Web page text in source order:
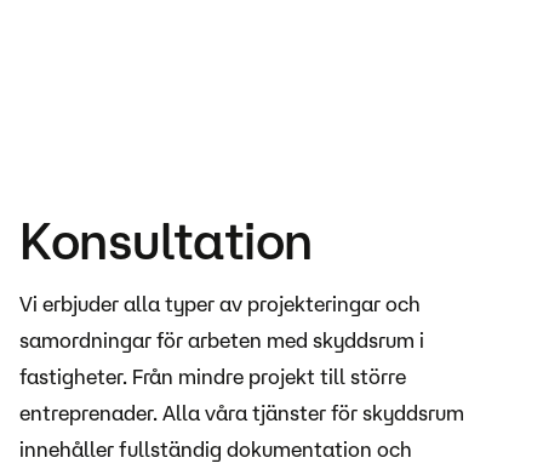
Konsultation
Vi erbjuder alla typer av projekteringar och
samordningar för arbeten med skyddsrum i
fastigheter. Från mindre projekt till större
entreprenader. Alla våra tjänster för skyddsrum
innehåller fullständig dokumentation och